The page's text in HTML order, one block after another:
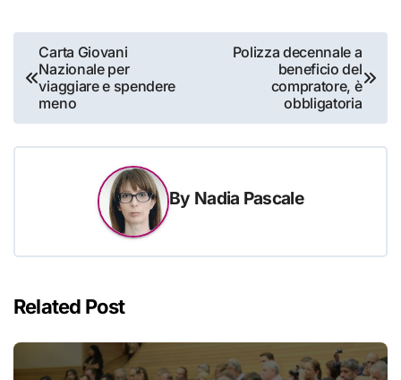
Navigazione
articoli
Carta Giovani
Nazionale per
viaggiare e spendere
meno
Polizza decennale a
beneficio del
compratore, è
obbligatoria
By Nadia Pascale
Related Post